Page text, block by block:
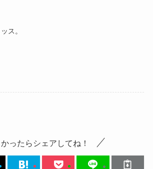
ス。
かったらシェアしてね！